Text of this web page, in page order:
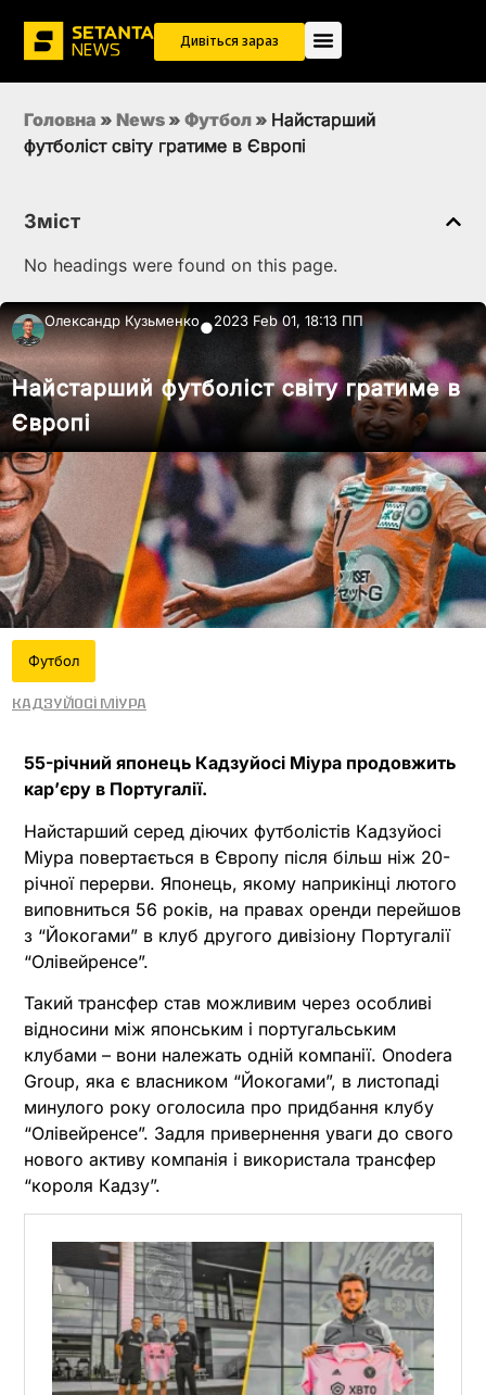
Дивіться зараз
Головна » News » Футбол » Найстарший
футболіст світу гратиме в Європі
Зміст
No headings were found on this page.
Олександр Кузьменко●2023 Feb 01, 18:13 ПП
Найстарший футболіст світу гратиме в
Європі
Футбол
Кадзуйосі Міура
55-річний японець Кадзуйосі Міура продовжить
кар’єру в Португалії.
Найстарший серед діючих футболістів Кадзуйосі
Міура повертається в Європу після більш ніж 20-
річної перерви. Японець, якому наприкінці лютого
виповниться 56 років, на правах оренди перейшов
з “Йокогами” в клуб другого дивізіону Португалії
“Олівейренсе”.
Такий трансфер став можливим через особливі
відносини між японським і португальським
клубами – вони належать одній компанії. Onodera
Group, яка є власником “Йокогами”, в листопаді
минулого року оголосила про придбання клубу
“Олівейренсе”. Задля привернення уваги до свого
нового активу компанія і використала трансфер
“короля Кадзу”.